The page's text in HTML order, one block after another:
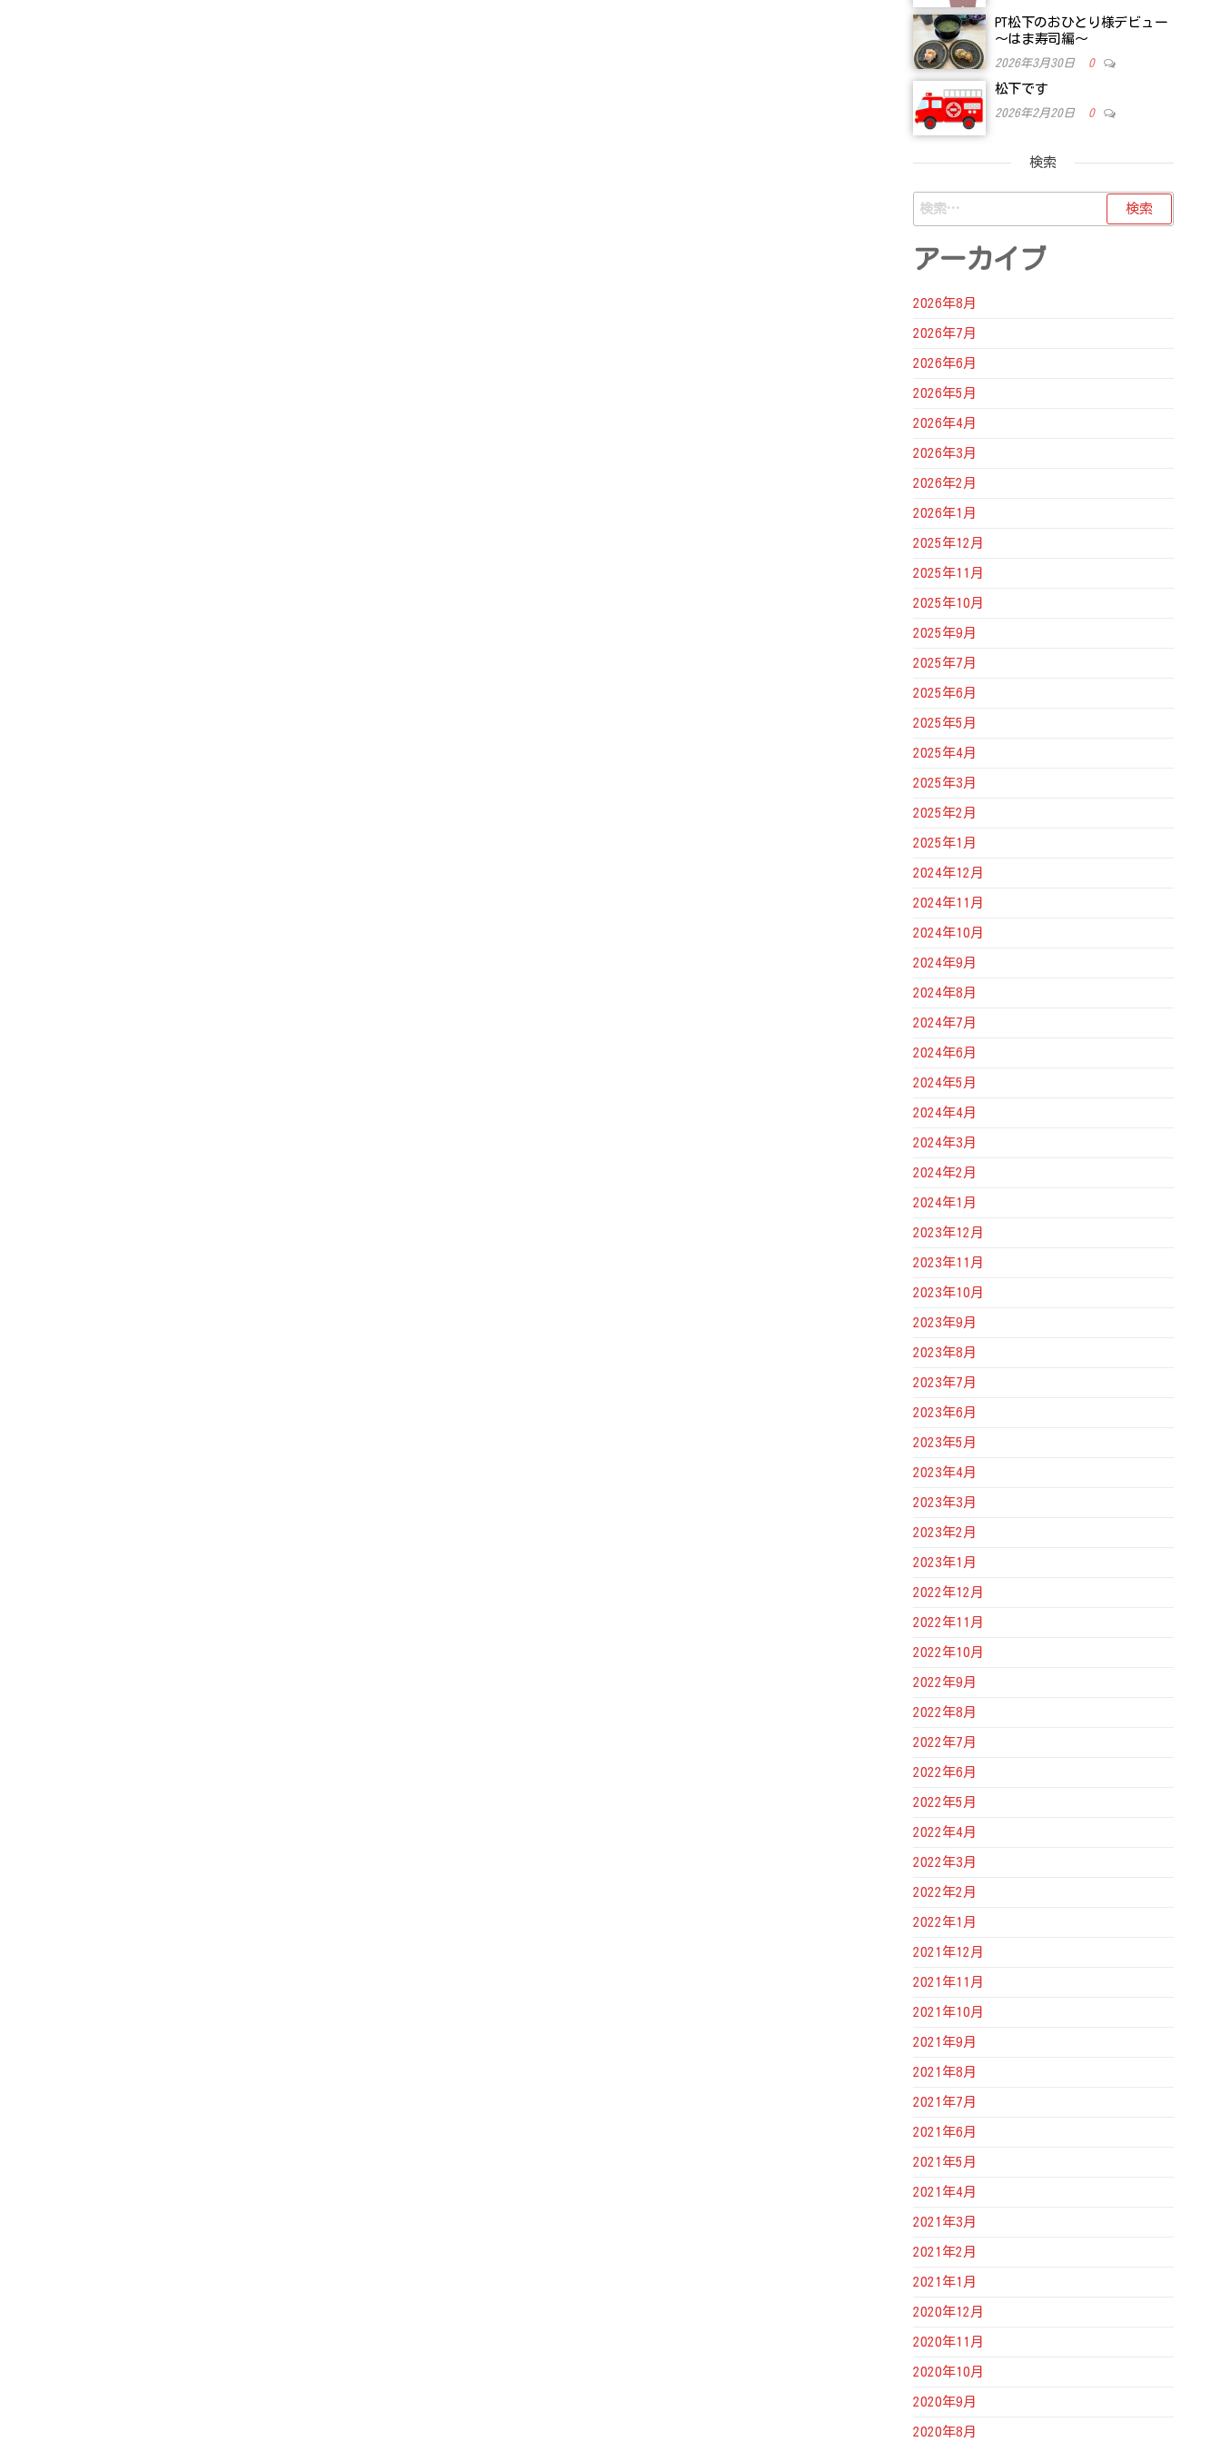
PT松下のおひとり様デビュー
～はま寿司編～
2026年3月30日 0
松下です
2026年2月20日 0
検索
検
索:
アーカイブ
2026年8月
2026年7月
2026年6月
2026年5月
2026年4月
2026年3月
2026年2月
2026年1月
2025年12月
2025年11月
2025年10月
2025年9月
2025年7月
2025年6月
2025年5月
2025年4月
2025年3月
2025年2月
2025年1月
2024年12月
2024年11月
2024年10月
2024年9月
2024年8月
2024年7月
2024年6月
2024年5月
2024年4月
2024年3月
2024年2月
2024年1月
2023年12月
2023年11月
2023年10月
2023年9月
2023年8月
2023年7月
2023年6月
2023年5月
2023年4月
2023年3月
2023年2月
2023年1月
2022年12月
2022年11月
2022年10月
2022年9月
2022年8月
2022年7月
2022年6月
2022年5月
2022年4月
2022年3月
2022年2月
2022年1月
2021年12月
2021年11月
2021年10月
2021年9月
2021年8月
2021年7月
2021年6月
2021年5月
2021年4月
2021年3月
2021年2月
2021年1月
2020年12月
2020年11月
2020年10月
2020年9月
2020年8月